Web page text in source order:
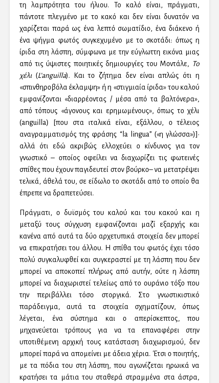
τη λαμπρότητα του ήλιου. Το καλό είναι, πράγματι,
πάντοτε πλεγμένο με το κακό και δεν είναι δυνατόν να
χαρίζεται παρά ως ένα λεπτό σωματίδιο, ένα διάκενο ή
ένα ψήγμα φωτός συγκεχυμένο με το σκοτάδι: όπως η
ίριδα στη λάσπη, σύμφωνα με την εύγλωττη εικόνα μιας
από τις ύψιστες ποιητικές δημιουργίες του Μοντάλε, Το
χέλι (L’anguilla). Και το ζήτημα δεν είναι απλώς ότι η
«σπινθηροβόλα έκλαμψη» ή η «στιγμιαία ίριδα» του καλού
εμφανίζονται «διαρρέοντας / μέσα από τα βαλτόνερα»,
από τόπους «άγονους και ερημωμένους», όπως το χέλι
(anguilla) [που στα ιταλικά είναι, εξάλλου, ο τέλειος
αναγραμματισμός της φράσης “la lingua” («η γλώσσα»)]·
αλλά ότι εδώ ακριβώς ελλοχεύει ο κίνδυνος για τον
γνωστικό – οποίος οφείλει να διαχωρίζει τις φωτεινές
σπίθες που έχουν παγιδευτεί στον βούρκο– να μετατρέψει
τελικά, άθελά του, σε είδωλο το σκοτάδι από το οποίο θα
έπρεπε να δραπετεύσει.
Πράγματι, ο δυϊσμός του καλού και του κακού και η
μεταξύ τους σύγχυση εμφανίζονται μαζί εξαρχής και
κανένα από αυτά τα δύο αρχετυπικά στοιχεία δεν μπορεί
να επικρατήσει του άλλου. Η σπίθα του φωτός έχει τόσο
πολύ συγκαλυφθεί και συγκεραστεί με τη λάσπη που δεν
μπορεί να αποκοπεί πλήρως από αυτήν, ούτε η λάσπη
μπορεί να διαχωριστεί τελείως από το ουράνιο τόξο που
την περιβάλλει τόσο στοργικά. Στο γνωστικιστικό
παράδειγμα, αυτά τα στοιχεία σχηματίζουν, όπως
λέγεται, ένα σύστημα και ο απερίσκεπτος, που
μηχανεύεται τρόπους για να τα επαναφέρει στην
υποτιθέμενη αρχική τους κατάσταση διαχωρισμού, δεν
μπορεί παρά να απομείνει με άδεια χέρια. Έτσι ο ποιητής,
με τα πόδια του στη λάσπη, που αγωνίζεται ηρωικά να
κρατήσει τα μάτια του σταθερά στραμμένα στα άστρα,